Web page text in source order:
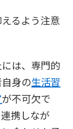
るよう注意
は、専門的
身の生活習
が不可欠で
携しなが